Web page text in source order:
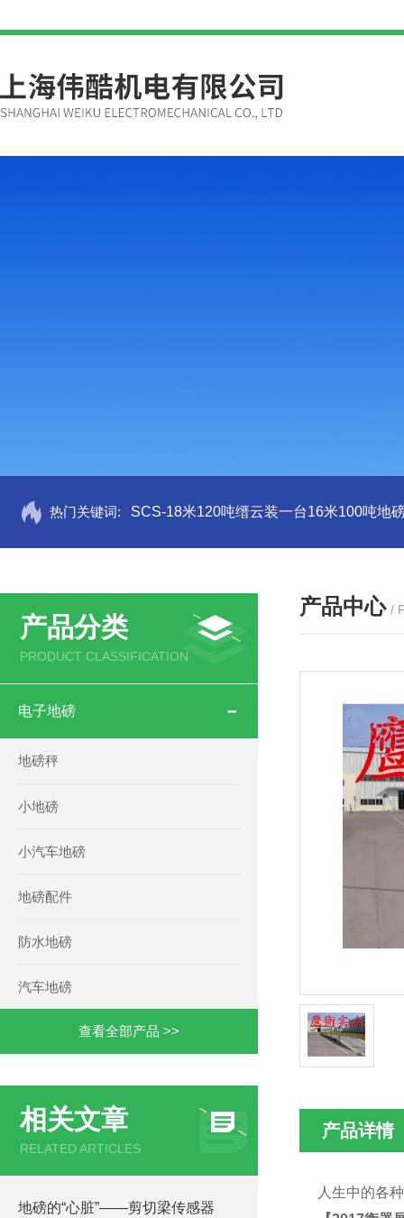
热门关键词: SCS-18米120吨缙云装一台16米100吨地
产品分类
PRODUCT CLASSIFICATION
电子地磅
地磅秤
小地磅
小汽车地磅
地磅配件
防水地磅
汽车地磅
查看全部产品 >>
相关文章
RELATED ARTICLES
地磅的“心脏”——剪切梁传感器
产品中心 /
产品详情
人生中的各